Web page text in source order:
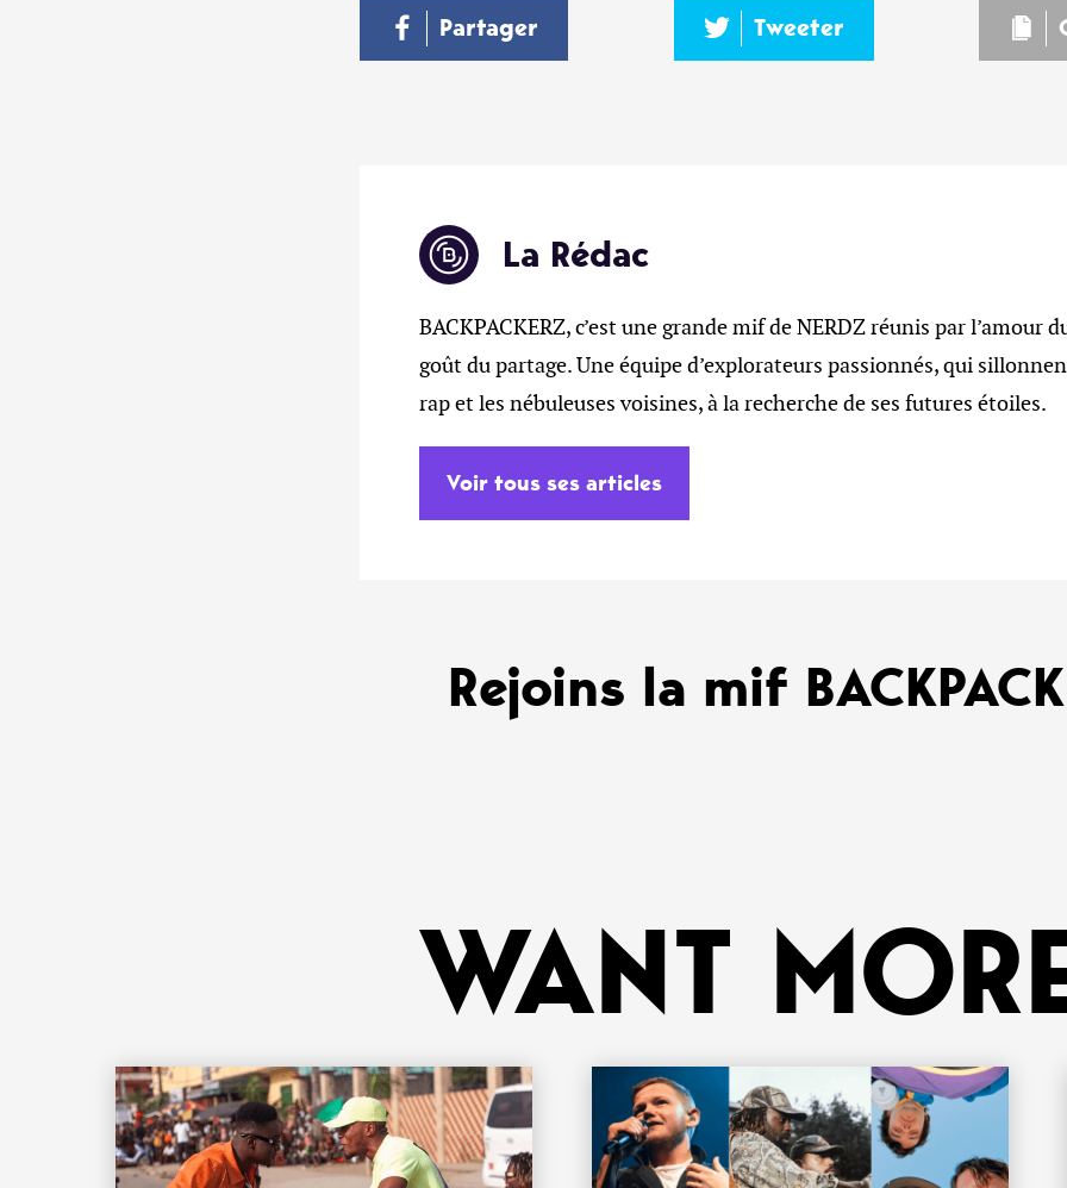
Partager Tweeter
La Rédac
BACKPACKERZ, c’est une grande mif de NERDZ réunis par l’amour
goût du partage. Une équipe d’explorateurs passionnés, qui
rap et les nébuleuses voisines, à la recherche de ses futures étoiles.
Voir tous ses articles
Rejoins la mif
WANT